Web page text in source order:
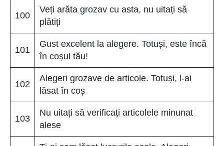
100
Veți arăta grozav cu asta, nu uitați să
plătiți
101
Gust excelent la alegere. Totuși, este încă
în coșul tău!
102
Alegeri grozave de articole. Totuși, l-ai
lăsat în coș
103
Nu uitați să verificați articolele minunat
alese